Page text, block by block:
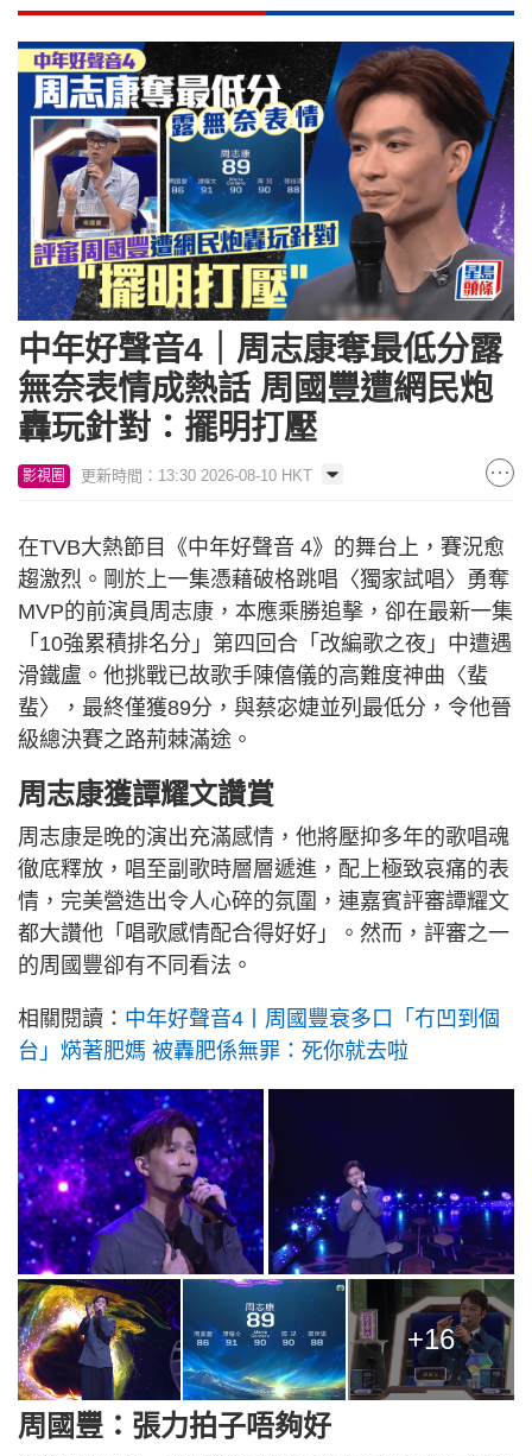
中年好聲音4｜周志康奪最低分露
無奈表情成熱話 周國豐遭網民炮
轟玩針對：擺明打壓
影視圈 更新時間：13:30 2026-08-10 HKT
在TVB大熱節目《中年好聲音 4》的舞台上，賽況愈
趨激烈。剛於上一集憑藉破格跳唱〈獨家試唱〉勇奪
MVP的前演員周志康，本應乘勝追擊，卻在最新一集
「10強累積排名分」第四回合「改編歌之夜」中遭遇
滑鐵盧。他挑戰已故歌手陳僖儀的高難度神曲〈蜚
蜚〉，最終僅獲89分，與蔡宓婕並列最低分，令他晉
級總決賽之路荊棘滿途。
周志康獲譚耀文讚賞
周志康是晚的演出充滿感情，他將壓抑多年的歌唱魂
徹底釋放，唱至副歌時層層遞進，配上極致哀痛的表
情，完美營造出令人心碎的氛圍，連嘉賓評審譚耀文
都大讚他「唱歌感情配合得好好」。然而，評審之一
的周國豐卻有不同看法。
相關閱讀： 中年好聲音4丨周國豐衰多口「冇凹到個
台」焫著肥媽 被轟肥係無罪：死你就去啦
+16
周國豐：張力拍子唔夠好